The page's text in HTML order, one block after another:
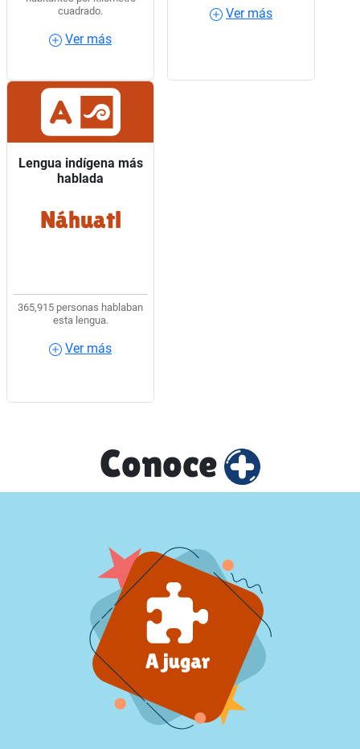
cuadrado.
Ver más
Ver más
Lengua indígena más
hablada
Náhuatl
365,915 personas hablaban
esta lengua.
Ver más
Lengua indígena más
hablada
6 de cada 10 hablantes
de lengua indígena
Ver más
Conoce